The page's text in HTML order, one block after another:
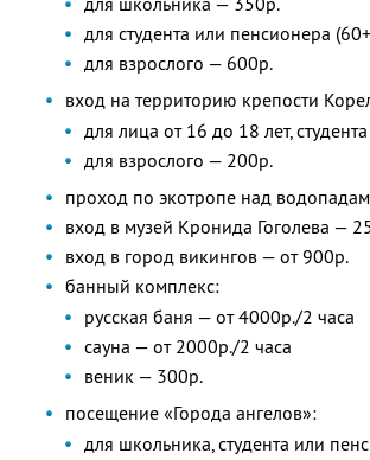
для студента или пенсионера
для взрослого — 600р.
вход на территорию крепости
для лица от 16 до 18 лет,
для взрослого — 200р.
проход по экотропе над
вход в музей Кронида Гоголева —
вход в город викингов — от 900р.
банный комплекс:
русская баня — от 4000р./2 часа
сауна — от 2000р./2 часа
веник — 300р.
посещение «Города ангелов»:
для школьника, студента или